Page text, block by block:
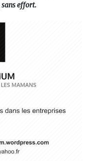
effort.